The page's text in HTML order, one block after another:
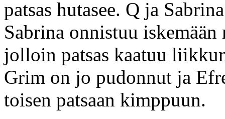
patsas hutasee. Q ja
Sabrina onnistuu
jolloin patsas kaatuu
Grim on jo pudonnut ja
toisen patsaan kimppuun.